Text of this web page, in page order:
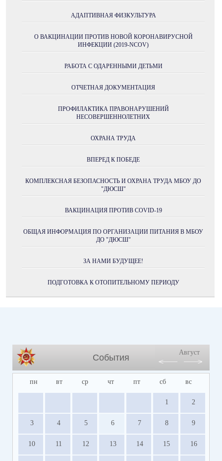
АДАПТИВНАЯ ФИЗКУЛЬТУРА
О ВАКЦИНАЦИИ ПРОТИВ НОВОЙ КОРОНАВИРУСНОЙ
ИНФЕКЦИИ (2019-NCOV)
РАБОТА С ОДАРЕННЫМИ ДЕТЬМИ
ОТЧЕТНАЯ ДОКУМЕНТАЦИЯ
ПРОФИЛАКТИКА ПРАВОНАРУШЕНИЙ
НЕСОВЕРШЕННОЛЕТНИХ
ОХРАНА ТРУДА
ВПЕРЕД К ПОБЕДЕ
КОМПЛЕКСНАЯ БЕЗОПАСНОСТЬ И ОХРАНА ТРУДА МБОУ ДО
"ДЮСШ"
ВАКЦИНАЦИЯ ПРОТИВ COVID-19
ОБЩАЯ ИНФОРМАЦИЯ ПО ОРГАНИЗАЦИИ ПИТАНИЯ В МБОУ
ДО "ДЮСШ"
ЗА НАМИ БУДУЩЕЕ!
ПОДГОТОВКА К ОТОПИТЕЛЬНОМУ ПЕРИОДУ
События
Август
пн вт ср чт пт сб вс
1 2
3 4 5 6 7 8 9
10 11 12 13 14 15 16